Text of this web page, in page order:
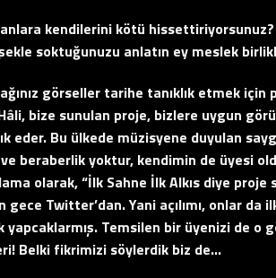
kendilerini kötü
soktuğunuzu anlatın ey meslek
görseller tarihe tanıklık etmek için
bize sunulan proje, bizlere uygun
eder. Bu ülkede müzisyene duyulan
beraberlik yoktur, kendimin de üyesi
olarak, “İlk Sahne İlk Alkıs diye
Twitter’dan. Yani açılımı, onlar
yapcaklarmış. Temsilen bir üyenizi de o
Belki fikrimizi söylerdik biz de…